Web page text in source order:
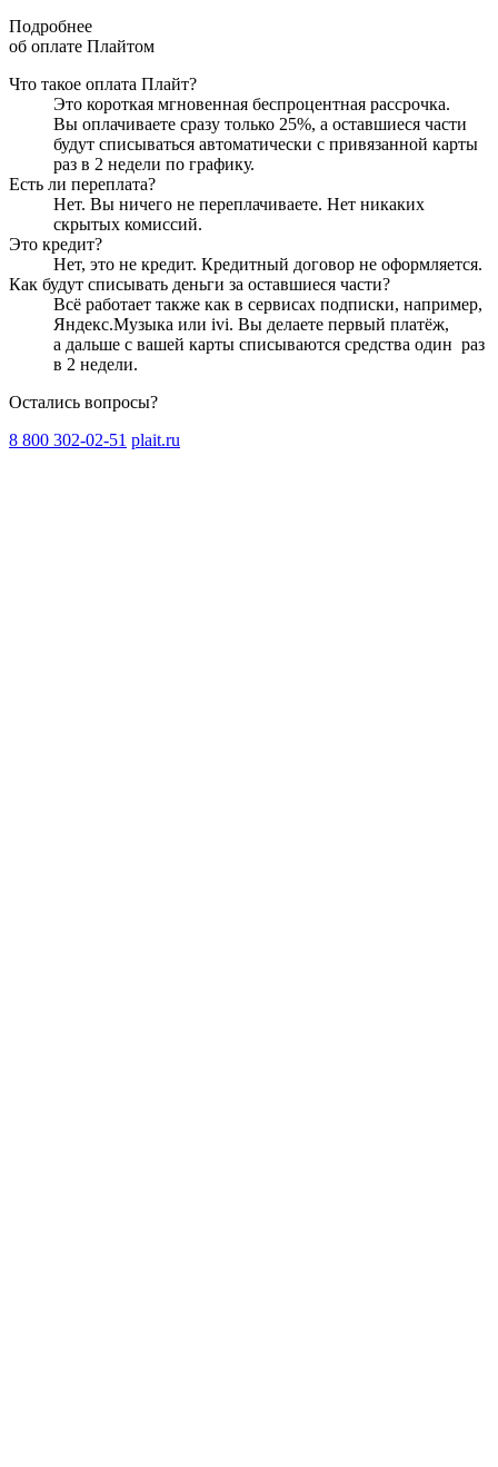
Подробнее
об оплате Плайтом
Что такое оплата Плайт?
Это короткая мгновенная беспроцентная рассрочка.
Вы оплачиваете сразу только 25%, а оставшиеся части
будут списываться автоматически с привязанной карты
раз в 2 недели по графику.
Есть ли переплата?
Нет. Вы ничего не переплачиваете. Нет никаких
скрытых комиссий.
Это кредит?
Нет, это не кредит. Кредитный договор не оформляется.
Как будут списывать деньги за оставшиеся части?
Всё работает также как в сервисах подписки, например,
Яндекс.Музыка или ivi. Вы делаете первый платёж,
а дальше с вашей карты списываются средства один раз
в 2 недели.
Остались вопросы?
8 800 302-02-51 plait.ru